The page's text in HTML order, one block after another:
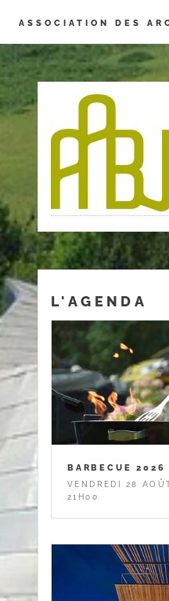
ASSOCIATION DES
L'AGENDA
BARBECUE 2026
VENDREDI 28
21H00